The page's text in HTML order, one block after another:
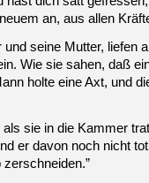
an, aus allen
seine Mutter, liefen
Wie sie sahen, daß
holte eine Axt, und
sie in die Kammer
er davon noch nicht